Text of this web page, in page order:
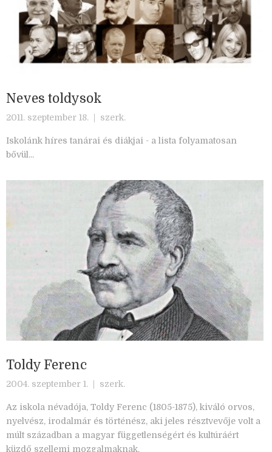
Neves toldysok
2011. szeptember 18. | szerk.
Iskolánk híres tanárai és diákjai - a lista folyamatosan
bővül...
Toldy Ferenc
2004. szeptember 1. | szerk.
Az iskola névadója, Toldy Ferenc (1805-1875), kiváló orvos,
nyelvész, irodalmár és történész, aki jeles résztvevője volt a
múlt században a magyar függetlenségért és kultúráért
küzdő szellemi mozgalmaknak.